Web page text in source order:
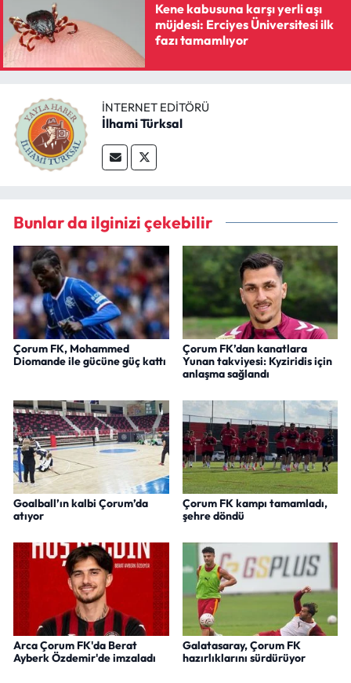
Kene kabusuna karşı yerli aşı
müjdesi: Erciyes Üniversitesi ilk
fazı tamamlıyor
İNTERNET EDITÖRÜ
İlhami Türksal
Bunlar da ilginizi çekebilir
Çorum FK, Mohammed
Diomande ile gücüne güç kattı
Çorum FK’dan kanatlara
Yunan takviyesi: Kyziridis için
anlaşma sağlandı
Goalball’ın kalbi Çorum’da
atıyor
Çorum FK kampı tamamladı,
şehre döndü
Arca Çorum FK'da Berat
Ayberk Özdemir'de imzaladı
Galatasaray, Çorum FK
hazırlıklarını sürdürüyor